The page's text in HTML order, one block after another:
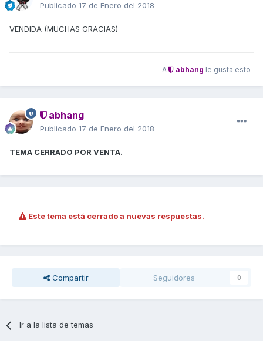
Publicado 17 de Enero del 2018
VENDIDA (MUCHAS GRACIAS)
A abhang le gusta esto
abhang
Publicado 17 de Enero del 2018
TEMA CERRADO POR VENTA.
Este tema está cerrado a nuevas respuestas.
Compartir Seguidores 0
Ir a la lista de temas